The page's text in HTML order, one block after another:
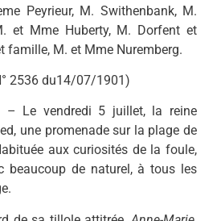
Peyrieur, M. Swithenbank, M.
et Mme Huberty, M. Dorfent et
famille, M. et Mme Nuremberg.
2536 du14/07/1901)
– Le vendredi 5 juillet, la reine
une promenade sur la plage de
aux curiosités de la foule,
beaucoup de naturel, à tous les